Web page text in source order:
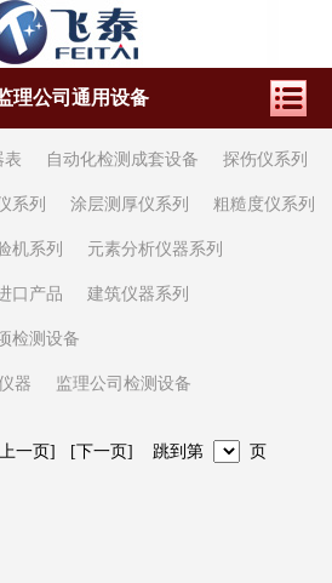
理公司通用设备
表 自动化检测成套设备 探伤仪系列
系列 涂层测厚仪系列 粗糙度仪系列
机系列 元素分析仪器系列
口产品 建筑仪器系列
检测设备
器 监理公司检测设备
一页] [下一页] 跳到第 页